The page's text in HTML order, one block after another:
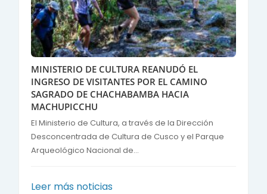
MINISTERIO DE CULTURA REANUDÓ EL
INGRESO DE VISITANTES POR EL CAMINO
SAGRADO DE CHACHABAMBA HACIA
MACHUPICCHU
El Ministerio de Cultura, a través de la Dirección
Desconcentrada de Cultura de Cusco y el Parque
Arqueológico Nacional de...
Leer más noticias